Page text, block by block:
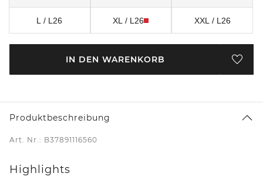
L / L26 XL / L26 XXL / L26
IN DEN WARENKORB
Produktbeschreibung
Art. Nr.: B37891116560
Highlights